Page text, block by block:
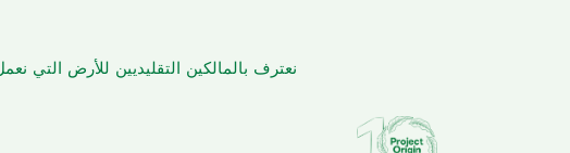
نعترف بالمالكين التقليديين للأرض التي